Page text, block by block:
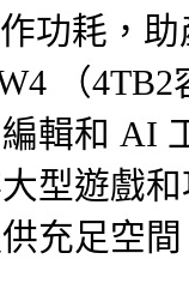
功耗，
（
輯和 AI
型遊戲
充足空